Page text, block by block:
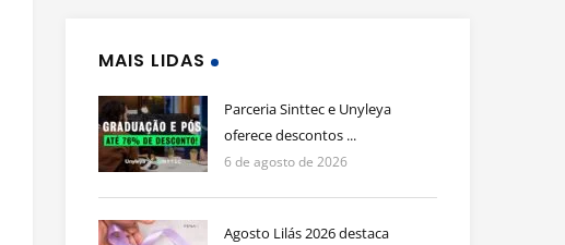
MAIS LIDAS
Parceria Sinttec e Unyleya
oferece descontos ...
6 de agosto de 2026
Agosto Lilás 2026 destaca